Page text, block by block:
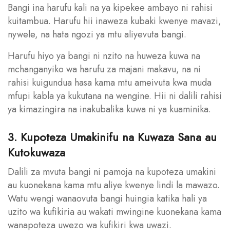
Bangi ina harufu kali na ya kipekee ambayo ni rahisi
kuitambua. Harufu hii inaweza kubaki kwenye mavazi,
nywele, na hata ngozi ya mtu aliyevuta bangi.
Harufu hiyo ya bangi ni nzito na huweza kuwa na
mchanganyiko wa harufu za majani makavu, na ni
rahisi kuigundua hasa kama mtu ameivuta kwa muda
mfupi kabla ya kukutana na wengine. Hii ni dalili rahisi
ya kimazingira na inakubalika kuwa ni ya kuaminika.
3. Kupoteza Umakinifu na Kuwaza Sana au
Kutokuwaza
Dalili za mvuta bangi ni pamoja na kupoteza umakini
au kuonekana kama mtu aliye kwenye lindi la mawazo.
Watu wengi wanaovuta bangi huingia katika hali ya
uzito wa kufikiria au wakati mwingine kuonekana kama
wanapoteza uwezo wa kufikiri kwa uwazi.